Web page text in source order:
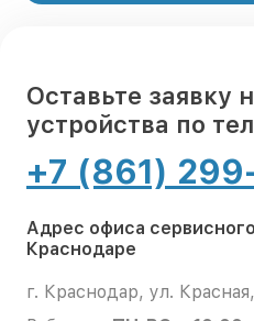
Оставьте заявку
устройства по
+7 (861)
Адрес офиса
Краснодаре
г. Краснодар, ул.